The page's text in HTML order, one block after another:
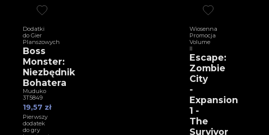
Dodatki
do Gier
Planszowych
Boss
Monster:
Niezbędnik
Bohatera
Muduko
3T5849
19,57 zł
Pierwszy
dodatek
do gry
Wiosenna
Promocja
Volume
II
Escape:
Zombie
City
-
Expansion
1 -
The
Survivor